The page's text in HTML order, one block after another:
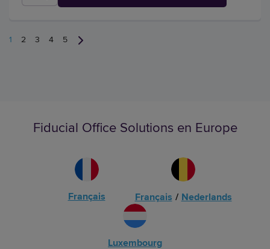
1 2 3 4 5
Fiducial Office Solutions en Europe
Français Français / Nederlands
Luxembourg